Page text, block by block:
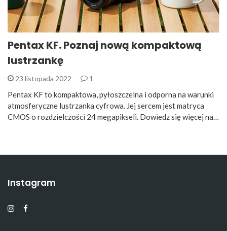
Pentax KF. Poznaj nową kompaktową
lustrzankę
23 listopada 2022 1
Pentax KF to kompaktowa, pyłoszczelna i odporna na warunki
atmosferyczne lustrzanka cyfrowa. Jej sercem jest matryca
CMOS o rozdzielczości 24 megapikseli. Dowiedz się więcej na…
Instagram